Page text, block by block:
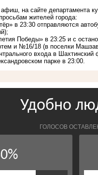
на сайте департамента
жителей города:
в 23:30 отправляются
Победы» в 23:25 и с
и №16/18 (в поселки
входа в
парке в 23:00.